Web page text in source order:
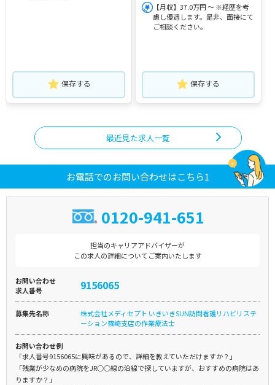
保存する
【月収】37.0万円 ～ ※経歴を考
慮し優遇します。是非、面接にて
ご相談ください。
保存する
最近見た求人一覧
お電話でのお問い合わせはこちら1
0120-941-651
担当のキャリアアドバイザーが
この求人の詳細についてご案内いたします
お問い合わせ
求人番号
9156065
募集先名称
株式会社メディセプト いきいきSUN訪問看護リハビリステ
ーション篠崎支店の作業療法士
お問い合わせ例
「求人番号9156065に興味があるので、詳細を教えていただけますか？」
「残業が少なめの病院をJR○○線の沿線で探していますが、おすすめの病院はあ
りますか？」